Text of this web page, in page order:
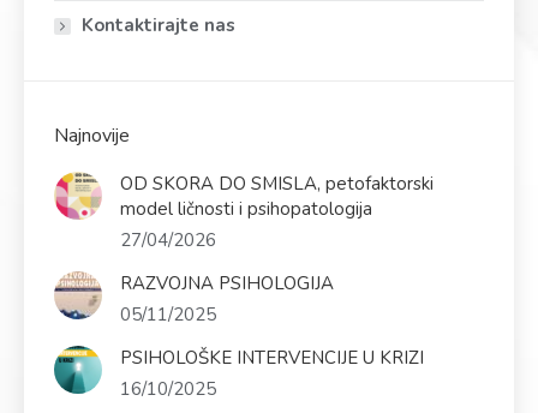
Kontaktirajte nas
Najnovije
OD SKORA DO SMISLA, petofaktorski
model ličnosti i psihopatologija
27/04/2026
RAZVOJNA PSIHOLOGIJA
05/11/2025
PSIHOLOŠKE INTERVENCIJE U KRIZI
16/10/2025